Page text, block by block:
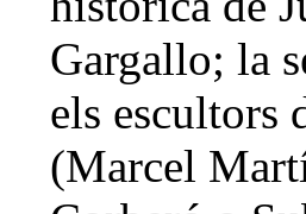
Gargallo; la
els escultors
(Marcel